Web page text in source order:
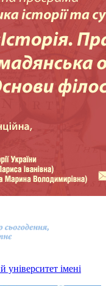
університет імені